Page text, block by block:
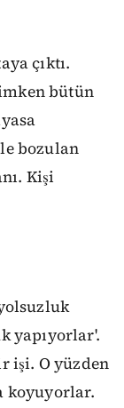
çıktı.
bütün
bozulan
Kişi
yapıyorlar'.
işi. O yüzden
koyuyorlar.